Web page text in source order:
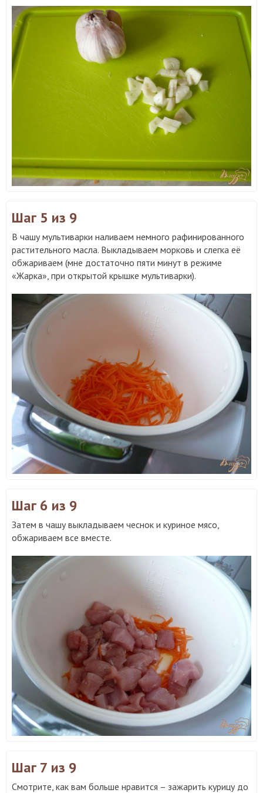
Шаг 5 из 9
В чашу мультиварки наливаем немного рафинированного
растительного масла. Выкладываем морковь и слегка её
обжариваем (мне достаточно пяти минут в режиме
«Жарка», при открытой крышке мультиварки).
Шаг 6 из 9
Затем в чашу выкладываем чеснок и куриное мясо,
обжариваем все вместе.
Шаг 7 из 9
Смотрите, как вам больше нравится – зажарить курицу до